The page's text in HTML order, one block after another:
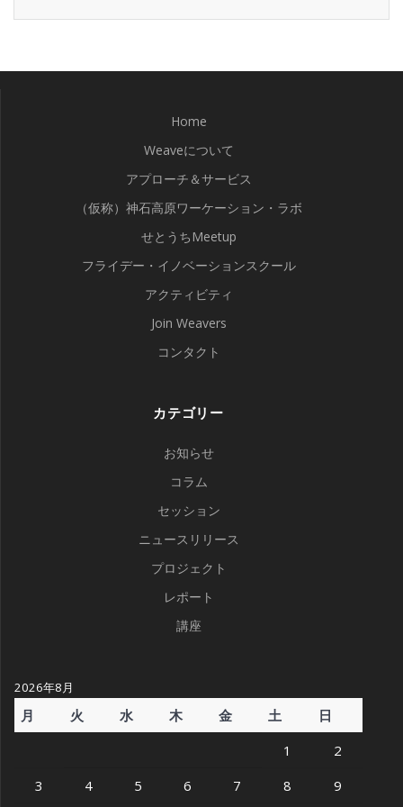
Home
Weaveについて
アプローチ＆サービス
（仮称）神石高原ワーケーション・ラボ
せとうちMeetup
フライデー・イノベーションスクール
アクティビティ
Join Weavers
コンタクト
カテゴリー
お知らせ
コラム
セッション
ニュースリリース
プロジェクト
レポート
講座
2026年8月
月 火 水 木 金 土
日
1
2
3
4 5 6 7 8 9